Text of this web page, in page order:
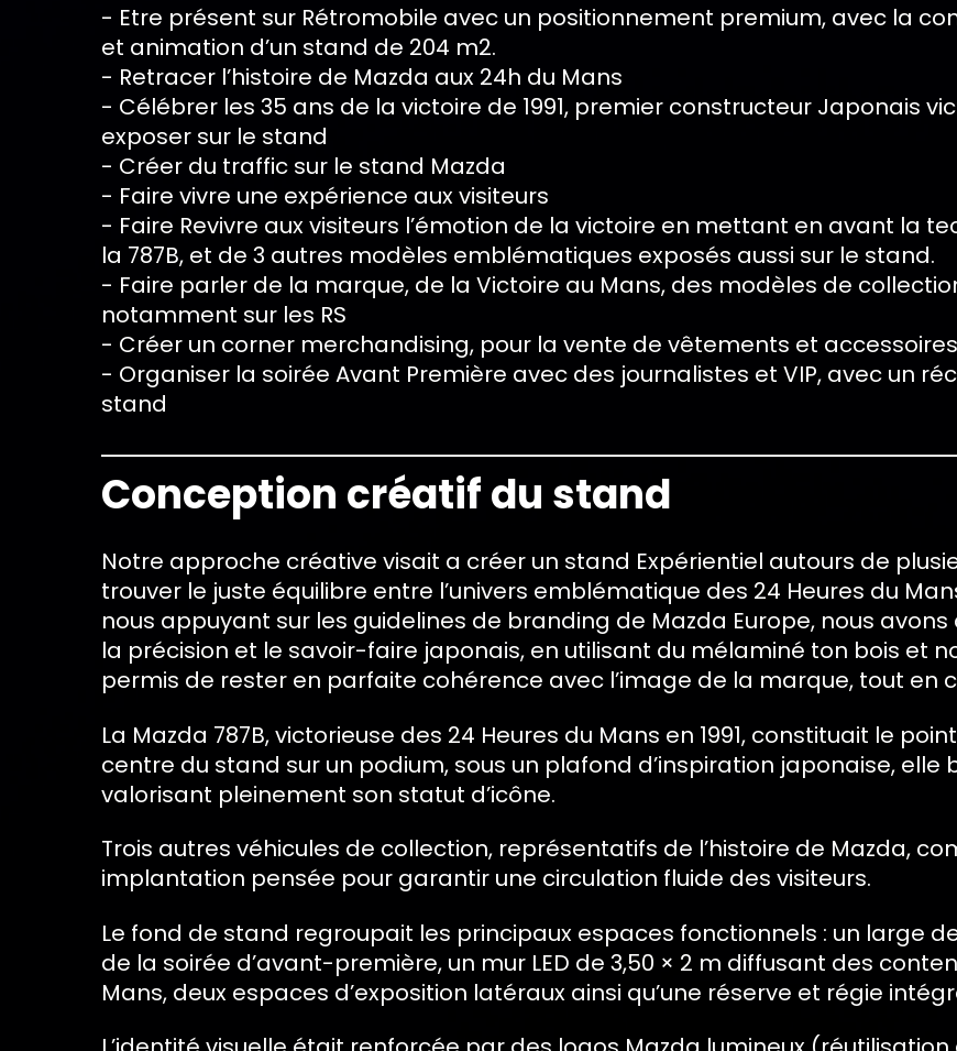
- Etre présent sur Rétromobile avec un positionnement premium, avec la
et animation d’un stand de 204 m2.
- Retracer l’histoire de Mazda aux 24h du Mans
- Célébrer les 35 ans de la victoire de 1991, premier constructeur Japonais
exposer sur le stand
- Créer du traffic sur le stand Mazda
- Faire vivre une expérience aux visiteurs
- Faire Revivre aux visiteurs l’émotion de la victoire en mettant en avant la
la 787B, et de 3 autres modèles emblématiques exposés aussi sur le stand.
- Faire parler de la marque, de la Victoire au Mans, des modèles de
notamment sur les RS
- Créer un corner merchandising, pour la vente de vêtements et
- Organiser la soirée Avant Première avec des journalistes et VIP, avec un
stand
Conception créatif du stand
Notre approche créative visait a créer un stand Expérientiel autours de
trouver le juste équilibre entre l’univers emblématique des 24 Heures du
nous appuyant sur les guidelines de branding de Mazda Europe, nous
la précision et le savoir-faire japonais, en utilisant du mélaminé ton bois et
permis de rester en parfaite cohérence avec l’image de la marque, tout en
La Mazda 787B, victorieuse des 24 Heures du Mans en 1991, constituait le
centre du stand sur un podium, sous un plafond d’inspiration japonaise, elle
valorisant pleinement son statut d’icône.
Trois autres véhicules de collection, représentatifs de l’histoire de Mazda,
implantation pensée pour garantir une circulation fluide des visiteurs.
Le fond de stand regroupait les principaux espaces fonctionnels : un large
de la soirée d’avant-première, un mur LED de 3,50 × 2 m diffusant des
Mans, deux espaces d’exposition latéraux ainsi qu’une réserve et régie